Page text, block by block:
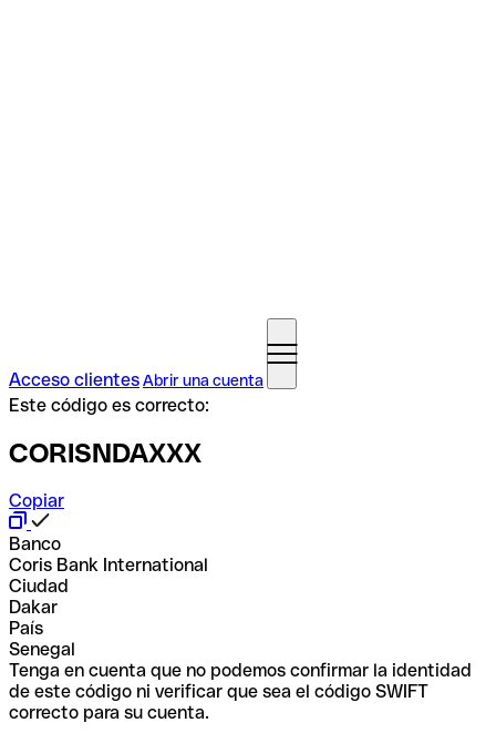
Acceso clientesAbrir una cuenta
Este código es correcto:
CORISNDAXXX
Copiar
Banco
Coris Bank International
Ciudad
Dakar
País
Senegal
Tenga en cuenta que no podemos confirmar la identidad
de este código ni verificar que sea el código SWIFT
correcto para su cuenta.